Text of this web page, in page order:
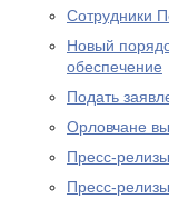
Сотрудники
Новый
обеспечение
Подать
Орловчане
Пресс-
Пресс-